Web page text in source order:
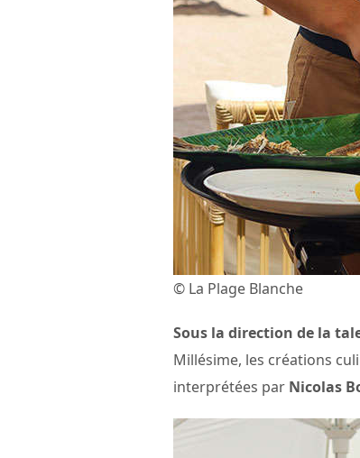
© La Plage Blanche
Sous la direction de la
Millésime, les créations
interprétées par Nicolas